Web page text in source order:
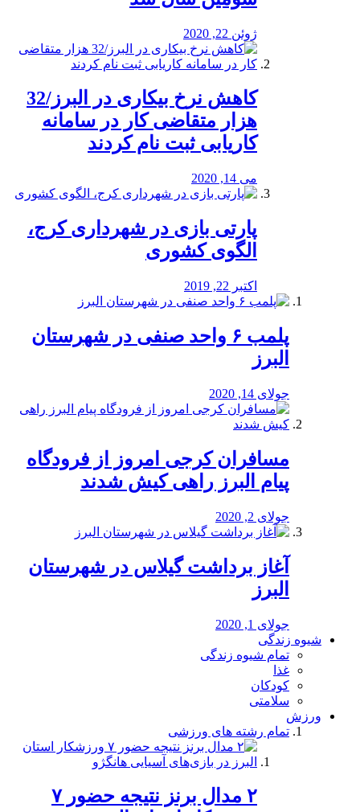
ژوئن 22, 2020
کاهش نرخ بیکاری در البرز/32
هزار متقاضی کار در سامانه
کاریابی ثبت نام کردند
می 14, 2020
پارتی بازی در شهرداری کرج،
الگوی کشوری
اکتبر 22, 2019
پلمب ۶ واحد صنفی در شهرستان
البرز
جولای 14, 2020
مسافران کرجی امروز از فرودگاه
پیام البرز راهی کیش شدند
جولای 2, 2020
آغاز برداشت گیلاس در شهرستان
البرز
جولای 1, 2020
شیوه زندگی
تمام شیوه زندگی
غذا
کودکان
سلامتی
ورزش
تمام رشته های ورزشی
۲ مدال برنز نتیجه حضور ۷